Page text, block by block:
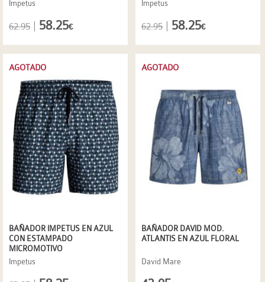
Impetus
62.95 58.25€
Impetus
62.95 58.25€
BAÑADOR IMPETUS EN AZUL
CON ESTAMPADO
MICROMOTIVO
Impetus
AGOTADO
BAÑADOR DAVID MOD.
ATLANTIS EN AZUL FLORAL
David Mare
AGOTADO